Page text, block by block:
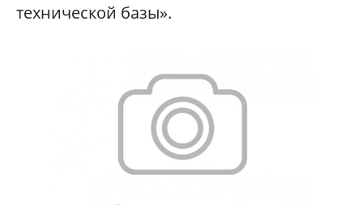
технической базы».